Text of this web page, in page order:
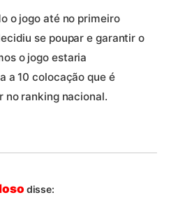
o jogo até no primeiro
se poupar e garantir o
o jogo estaria
a 10 colocação que é
no ranking nacional.
disse: